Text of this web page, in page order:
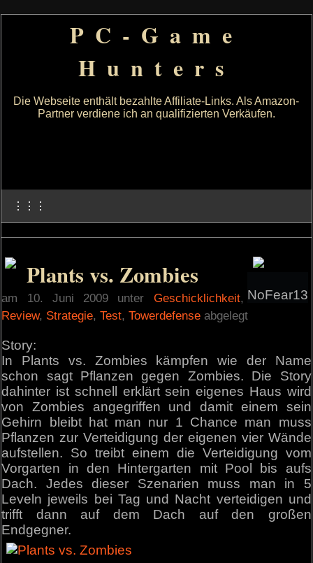
PC-Game
Hunters
Die Webseite enthält bezahlte Affiliate-Links. Als Amazon-
Partner verdiene ich an qualifizierten Verkäufen.
⋮⋮⋮
NoFear13
Plants vs. Zombies
am 10. Juni 2009 unter Geschicklichkeit,
Review, Strategie,Test,Towerdefense abgelegt
Story:
In Plants vs. Zombies kämpfen wie der Name
schon sagt Pflanzen gegen Zombies. Die Story
dahinter ist schnell erklärt sein eigenes Haus wird
von Zombies angegriffen und damit einem sein
Gehirn bleibt hat man nur 1 Chance man muss
Pflanzen zur Verteidigung der eigenen vier Wände
aufstellen. So treibt einem die Verteidigung vom
Vorgarten in den Hintergarten mit Pool bis aufs
Dach. Jedes dieser Szenarien muss man in 5
Leveln jeweils bei Tag und Nacht verteidigen und
trifft dann auf dem Dach auf den großen
Endgegner.